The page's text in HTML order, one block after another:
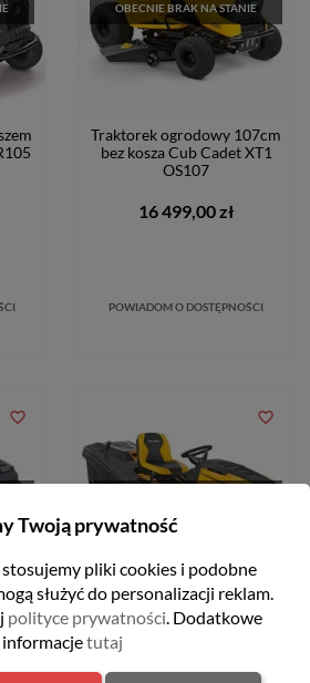
OBECNIE BRAK NA STANIE
Traktorek ogrodowy 107cm
bez kosza Cub Cadet XT1
OS107
16 499,00 zł
POWIADOM O DOSTĘPNOŚCI
favorite_border
Traktorek ogrodowy 106cm z
koszem 320l Cub Cadet XT1
favorite_border
Twoją prywatność
pliki cookies i podobne
służyć do personalizacji reklam.
polityce prywatności. Dodatkowe
informacjetutaj